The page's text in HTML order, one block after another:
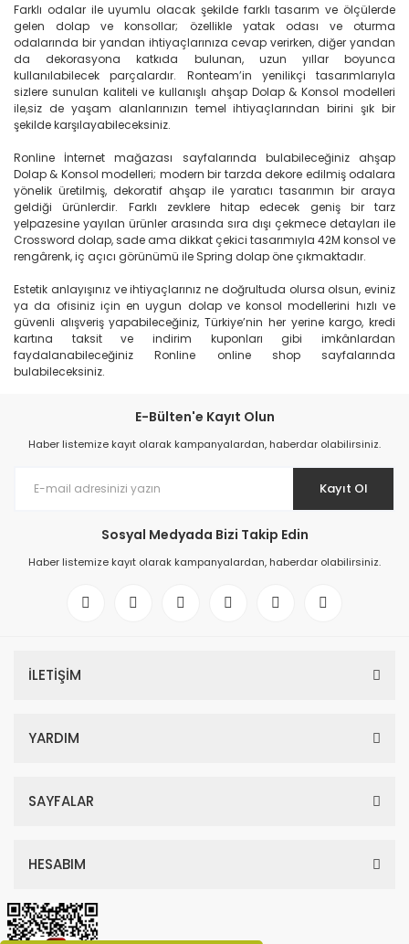
Farklı odalar ile uyumlu olacak şekilde farklı tasarım ve ölçülerde
gelen dolap ve konsollar; özellikle yatak odası ve oturma
odalarında bir yandan ihtiyaçlarınıza cevap verirken, diğer yandan
da dekorasyona katkıda bulunan, uzun yıllar boyunca
kullanılabilecek parçalardır. Ronteam’in yenilikçi tasarımlarıyla
sizlere sunulan kaliteli ve kullanışlı ahşap Dolap & Konsol modelleri
ile,siz de yaşam alanlarınızın temel ihtiyaçlarından birini şık bir
şekilde karşılayabileceksiniz.
Ronline İnternet mağazası sayfalarında bulabileceğiniz ahşap
Dolap & Konsol modelleri; modern bir tarzda dekore edilmiş odalara
yönelik üretilmiş, dekoratif ahşap ile yaratıcı tasarımın bir araya
geldiği ürünlerdir. Farklı zevklere hitap edecek geniş bir tarz
yelpazesine yayılan ürünler arasında sıra dışı çekmece detayları ile
Crossword dolap, sade ama dikkat çekici tasarımıyla 42M konsol ve
rengârenk, iç açıcı görünümü ile Spring dolap öne çıkmaktadır.
Estetik anlayışınız ve ihtiyaçlarınız ne doğrultuda olursa olsun, eviniz
ya da ofisiniz için en uygun dolap ve konsol modellerini hızlı ve
güvenli alışveriş yapabileceğiniz, Türkiye’nin her yerine kargo, kredi
kartına taksit ve indirim kuponları gibi imkânlardan
faydalanabileceğiniz Ronline online shop sayfalarında
bulabileceksiniz.
E-Bülten'e Kayıt Olun
Haber listemize kayıt olarak kampanyalardan, haberdar olabilirsiniz.
Kayıt Ol
Sosyal Medyada Bizi Takip Edin
Haber listemize kayıt olarak kampanyalardan, haberdar olabilirsiniz.
İLETİŞİM
YARDIM
SAYFALAR
HESABIM